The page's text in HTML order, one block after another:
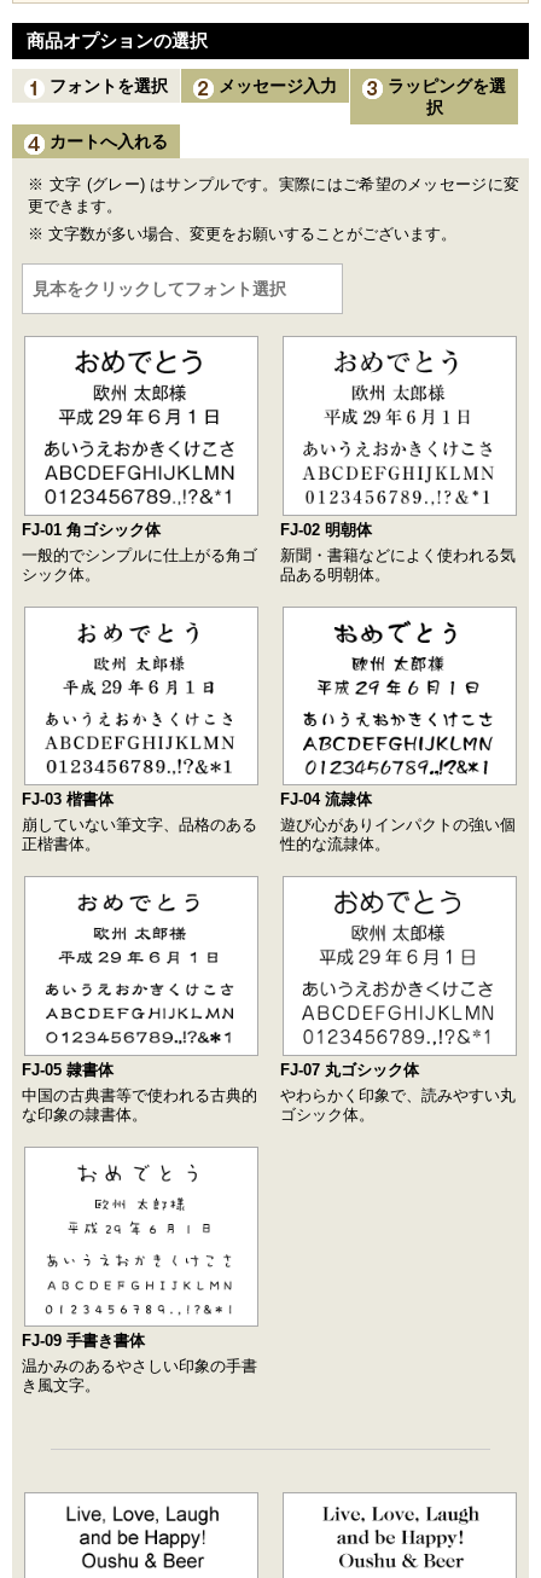
商品オプションの選択
フォントを選択 メッセージ入力
ラッピングを選
択
カートへ入れる
文字 (グレー) はサンプルです。実際にはご希望のメッセージに変
更できます。
文字数が多い場合、変更をお願いすることがございます。
FJ-01 角ゴシック体
一般的でシンプルに仕上がる角ゴ
シック体。
FJ-02 明朝体
新聞・書籍などによく使われる気
品ある明朝体。
FJ-03 楷書体
崩していない筆文字、品格のある
正楷書体。
FJ-04 流隷体
遊び心がありインパクトの強い個
性的な流隷体。
FJ-05 隷書体
中国の古典書等で使われる古典的
な印象の隷書体。
FJ-07 丸ゴシック体
やわらかく印象で、読みやすい丸
ゴシック体。
FJ-09 手書き書体
温かみのあるやさしい印象の手書
き風文字。